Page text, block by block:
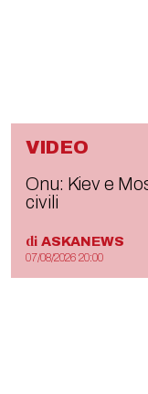
VIDEO
Onu: Kiev e
civili
di ASKANEWS
07/08/2026 20:00